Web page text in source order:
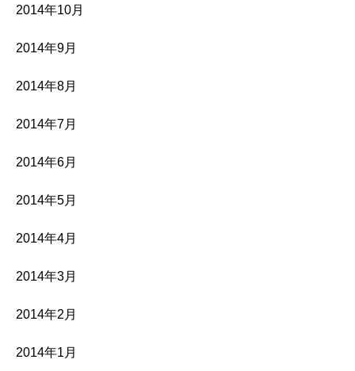
2014年10月
2014年9月
2014年8月
2014年7月
2014年6月
2014年5月
2014年4月
2014年3月
2014年2月
2014年1月